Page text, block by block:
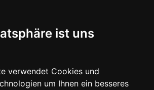
ist uns
verwendet Cookies und
um Ihnen ein besseres